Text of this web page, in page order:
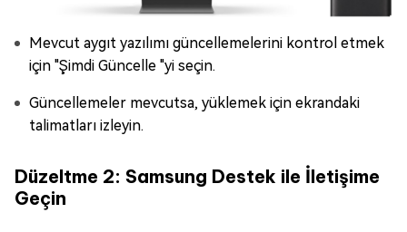
Mevcut aygıt yazılımı güncellemelerini kontrol etmek
için "Şimdi Güncelle "yi seçin.
Güncellemeler mevcutsa, yüklemek için ekrandaki
talimatları izleyin.
Düzeltme 2: Samsung Destek ile İletişime
Geçin